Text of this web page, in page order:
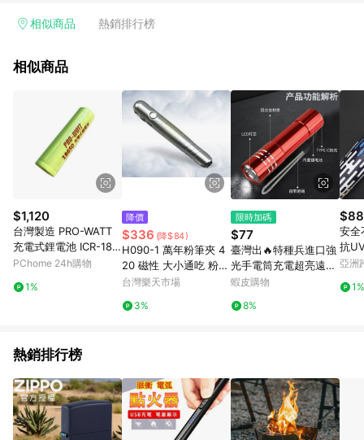
單，皆不在點數回饋範圍內。 3. 如購買以下類別商品，將無法獲
球嚴選、商城、專案商品、「草莓網」全館商品。 4. 如取消訂
回饋。 5. 點數回饋會扣除所有折扣優惠後之最終發票金額計算，
實際回饋請依LINE購物通知為主。 6. 訂單如有使用東森購物
ETMall站內之折扣優惠(包含但不限於東森幣、樂透金、東森現金
券等)，不具點數回饋資格。詳細請依東森購物ETMall之結帳頁面
顯示為準。 7. LINE購物設有「單一商品最高回饋點數」機制(特
殊活動時開放「回饋無上限」)，以同一訂單中同一商品不論件數
計算，並依訂單成立時間當下LINE購物所設定的回饋機制為準。
8. LINE購物為購物資訊整合性平台，商品資料更新會有時間差，
如顯示之商品規格、顏色、價位、贈品與東森購物ETMall銷售網
頁不符，以銷售網頁標示為準。 9. 若有贈點爭議，請務必於訂單
日期+180天以內至LINE購物客服洽詢；若超過180天(含)以上進
行申訴，恕無法贈點回饋。 10. 部分點數紅包僅限指定商品使
用，或不適用於無回饋商品。各點數紅包之適用商品與使用條件
請依點數紅包頁面規則為準。
相似商品 熱銷排行榜
相似商品
$1,120
台灣製造 PRO-WATT
充電式鋰電池 ICR-186
50K 【4入組】
PChome 24h購物
1%
降價
$336 (降$84)
H090-1 萬年粉筆夾 4
20 磁性 大小通吃 粉筆
夾 不銹鋼夾 (4支入) /
點數(單一帳號最高150
台灣樂天市場
3%
限時加碼
$77
臺灣出🔥特種兵進口強
光手電筒充電超亮遠射
小迷你便攜多功能家用
蝦皮購物
8%
安全
抗
空
亞洲
1%
熱銷排行榜